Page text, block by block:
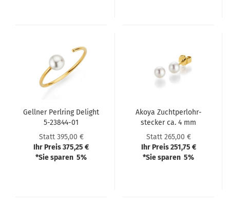
Gell­ner Perl­ring De­light
5-​23844-​01
Statt 395,00 €
Ihr Preis 375,25 €
*Sie sparen 5%
Akoya Zucht­perlohr­
ste­cker ca. 4 mm
Statt 265,00 €
Ihr Preis 251,75 €
*Sie sparen 5%